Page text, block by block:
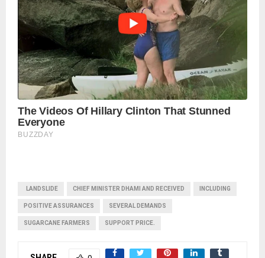
LANDSLIDE CHIEF MINISTER DHAMI AND RECEIVED INCLUDING
POSITIVE ASSURANCES SEVERAL DEMANDS
SUGARCANE FARMERS SUPPORT PRICE.